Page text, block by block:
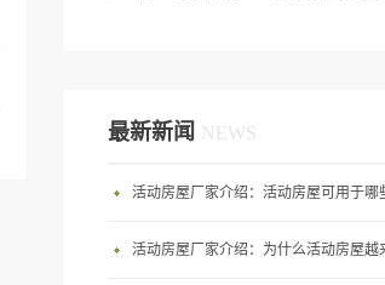
最新新闻 NEWS
活动房屋厂家介绍：活动房屋可用于哪
活动房屋厂家介绍：为什么活动房屋越